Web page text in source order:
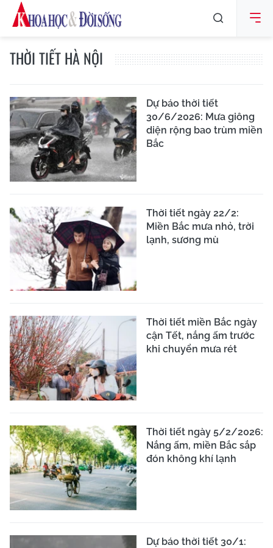
THỜI TIẾT HÀ NỘI
Dự báo thời tiết
30/6/2026: Mưa giông
diện rộng bao trùm miền
Bắc
Thời tiết ngày 22/2:
Miền Bắc mưa nhỏ, trời
lạnh, sương mù
Thời tiết miền Bắc ngày
cận Tết, nắng ấm trước
khi chuyển mưa rét
Thời tiết ngày 5/2/2026:
Nắng ấm, miền Bắc sắp
đón không khí lạnh
Dự báo thời tiết 30/1: